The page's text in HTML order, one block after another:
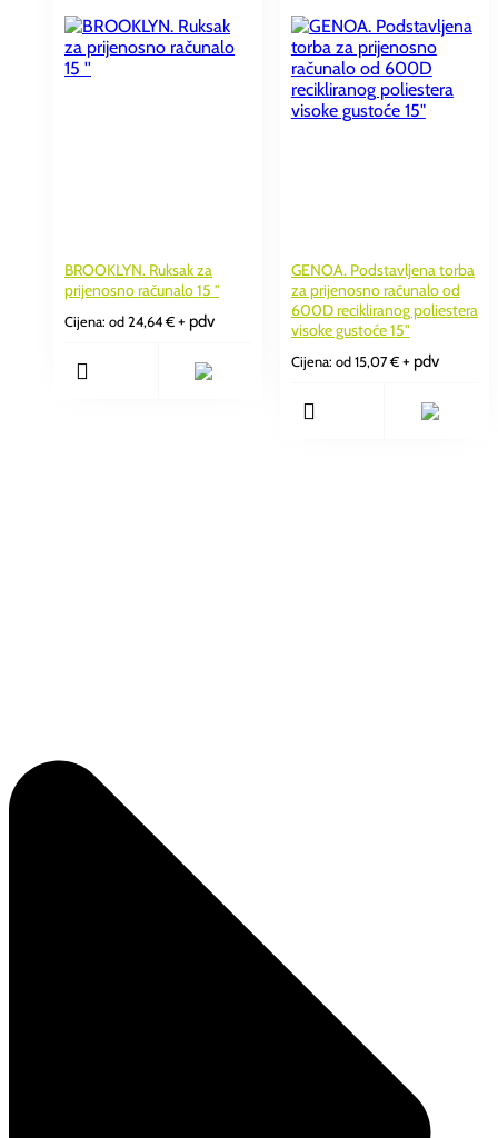
BROOKLYN. Ruksak za
prijenosno računalo 15 ''
Cijena: od 24,64€ + pdv
GENOA. Podstavljena torba
za prijenosno računalo od
600D recikliranog poliestera
visoke gustoće 15"
Cijena: od 15,07€ + pdv